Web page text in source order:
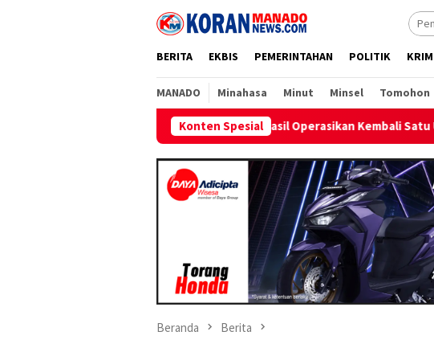
BERITA EKBIS PEMERINTAHAN POLITIK
MANADO Minahasa Minut Minsel Tomohon
Konten Spesial
Berhasil Operasikan Kembali Satu Unit Mesin Pembangkit,
Beranda Berita